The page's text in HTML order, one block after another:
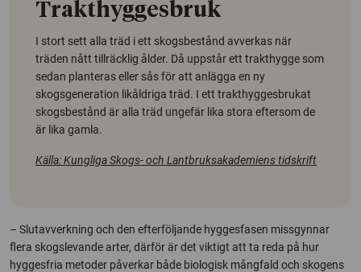
Trakthyggesbruk
I stort sett alla träd i ett skogsbestånd avverkas när
träden nått tillräcklig ålder. Då uppstår ett trakthygge som
sedan planteras eller sås för att anlägga en ny
skogsgeneration likåldriga träd. I ett trakthyggesbrukat
skogsbestånd är alla träd ungefär lika stora eftersom de
är lika gamla.
Källa: Kungliga Skogs- och Lantbruksakademiens tidskrift
– Slutavverkning och den efterföljande hyggesfasen missgynnar
flera skogslevande arter, därför är det viktigt att ta reda på hur
hyggesfria metoder påverkar både biologisk mångfald och skogens